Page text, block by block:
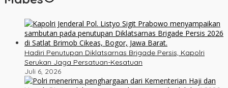
Hadiri Penutupan Diklatsarnas Brigade Persis, Kapolri
Serukan Jaga Persatuan-Kesatuan
Juli 6, 2026